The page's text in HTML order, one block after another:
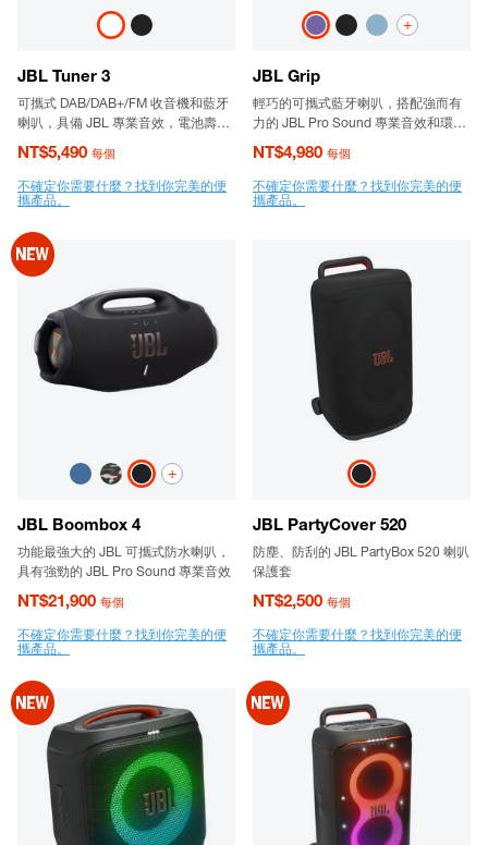
JBL Tuner 3
可攜式 DAB/DAB+/FM 收音機和藍牙
喇叭，具備 JBL 專業音效，電池壽命
長達 15 小時
NT$5,490 每個
不確定你需要什麼？找到你完美的便
攜產品。
JBL Grip
輕巧的可攜式藍牙喇叭，搭配強而有
力的 JBL Pro Sound 專業音效和環境
光線。
NT$4,980 每個
+
不確定你需要什麼？找到你完美的便
攜產品。
JBL Boombox 4
功能最強大的 JBL 可攜式防水喇叭，
具有強勁的 JBL Pro Sound 專業音效
NT$21,900 每個
+
不確定你需要什麼？找到你完美的便
攜產品。
JBL PartyCover 520
防塵、防刮的 JBL PartyBox 520 喇叭
保護套
NT$2,500 每個
不確定你需要什麼？找到你完美的便
攜產品。